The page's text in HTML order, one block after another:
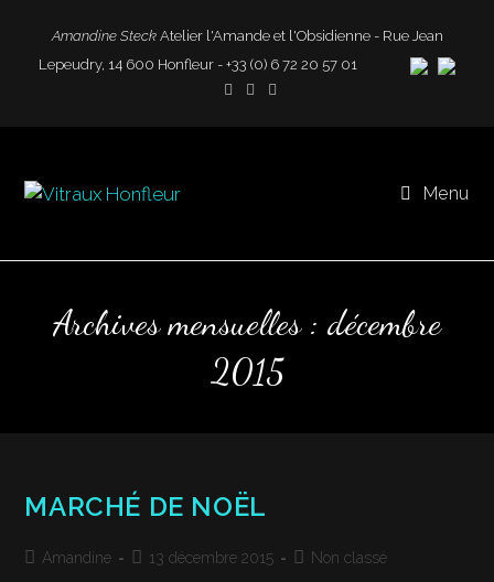
Amandine SteckAtelier l'Amande et l'Obsidienne - Rue Jean
Lepeudry, 14 600 Honfleur - +33 (0) 6 72 20 57 01
Menu
Archives mensuelles : décembre
2015
MARCHÉ DE NOËL
Amandine 13 décembre 2015 Non classé